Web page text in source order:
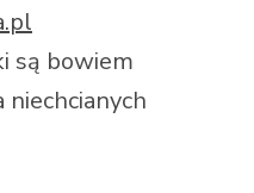
są bowiem